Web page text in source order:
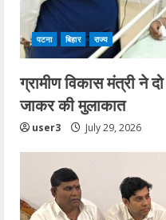
पटना बिहार राज्य
ग्रामीण विकास मंत्री ने
जाकर की मुलाकात
user3 July 29, 2026